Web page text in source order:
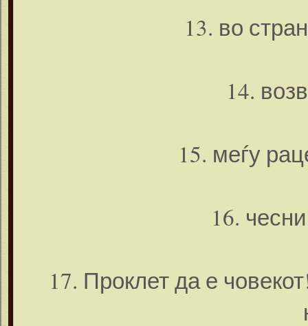
13. во
14.
15. меѓу
16.
17. Проклет да е